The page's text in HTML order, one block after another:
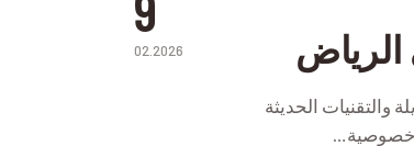
02.2026
الحديثة
خصوصية…